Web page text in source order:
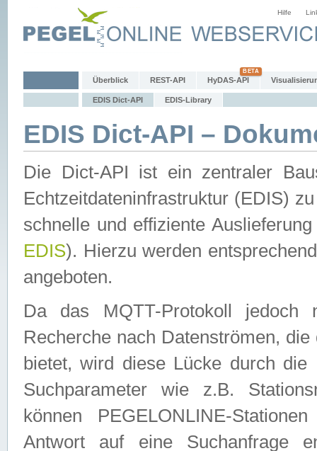
Hilfe
Überblick REST-API HyDAS-API
EDIS Dict-API EDIS-Library
EDIS Dict-API –
Die Dict-API ist ein zentraler
Echtzeitdateninfrastruktur (EDIS)
schnelle und effiziente
EDIS). Hierzu werden
angeboten.
Da das MQTT-Protokoll jedoch
Recherche nach Datenströmen,
bietet, wird diese Lücke durch die
Suchparameter wie z.B.
können PEGELONLINE-
Antwort auf eine Suchanfrage